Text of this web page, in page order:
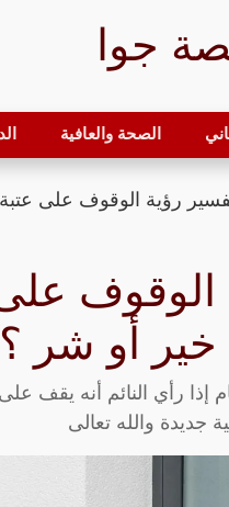
جوا
الصحة والعافية
رؤية الوقوف على
أو شر ؟
رأي النائم أنه يقف
جديدة والله تعالى